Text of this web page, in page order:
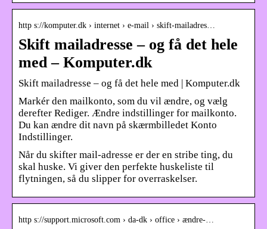
http s://komputer.dk › internet › e-mail › skift-mailadres…
Skift mailadresse – og få det hele
med – Komputer.dk
Skift mailadresse – og få det hele med | Komputer.dk
Markér den mailkonto, som du vil ændre, og vælg
derefter Rediger. Ændre indstillinger for mailkonto.
Du kan ændre dit navn på skærmbilledet Konto
Indstillinger.
Når du skifter mail-adresse er der en stribe ting, du
skal huske. Vi giver den perfekte huskeliste til
flytningen, så du slipper for overraskelser.
http s://support.microsoft.com › da-dk › office › ændre-…